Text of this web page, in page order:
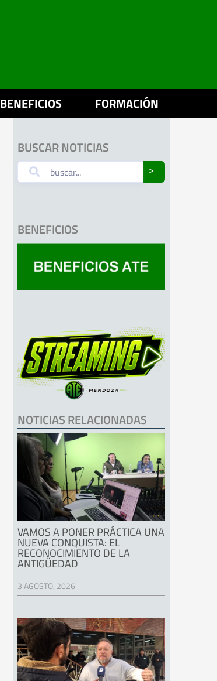
BENEFICIOS FORMACIÓN
BUSCAR NOTICIAS
˃
BENEFICIOS
NOTICIAS RELACIONADAS
VAMOS A PONER PRÁCTICA UNA
NUEVA CONQUISTA: EL
RECONOCIMIENTO DE LA
ANTIGÜEDAD
3 AGOSTO, 2026